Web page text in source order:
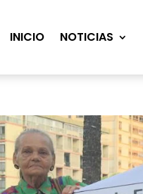
INICIO NOTICIAS